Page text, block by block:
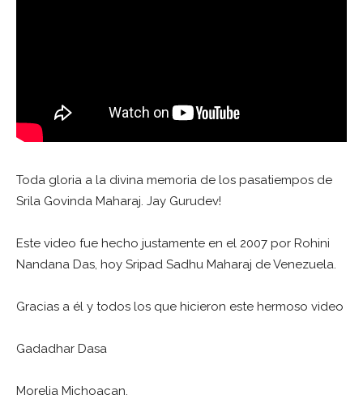
Toda gloria a la divina memoria de los pasatiempos de
Srila Govinda Maharaj. Jay Gurudev!
Este video fue hecho justamente en el 2007 por Rohini
Nandana Das, hoy Sripad Sadhu Maharaj de Venezuela.
Gracias a él y todos los que hicieron este hermoso video
Gadadhar Dasa
Morelia Michoacan.